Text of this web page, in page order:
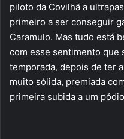
piloto da Covilhã a
primeiro a ser conseguir
Caramulo. Mas tudo está
com esse sentimento que
temporada, depois de ter
muito sólida, premiada
primeira subida a um